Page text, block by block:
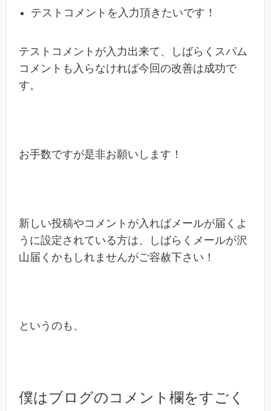
テストコメントを入力頂きたいです！
テストコメントが入力出来て、しばらくスパム
コメントも入らなければ今回の改善は成功で
す。
お手数ですが是非お願いします！
新しい投稿やコメントが入ればメールが届くよ
うに設定されている方は、しばらくメールが沢
山届くかもしれませんがご容赦下さい！
というのも、
僕はブログのコメント欄をすごく